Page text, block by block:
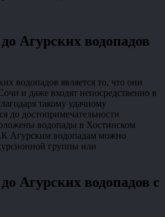
Агурских водопадов
водопадов является то, что они
и даже входят непосредственно в
такому удачному
до достопримечательности
водопады в Хостинском
Агурским водопадам можно
группы или
Агурских водопадов с